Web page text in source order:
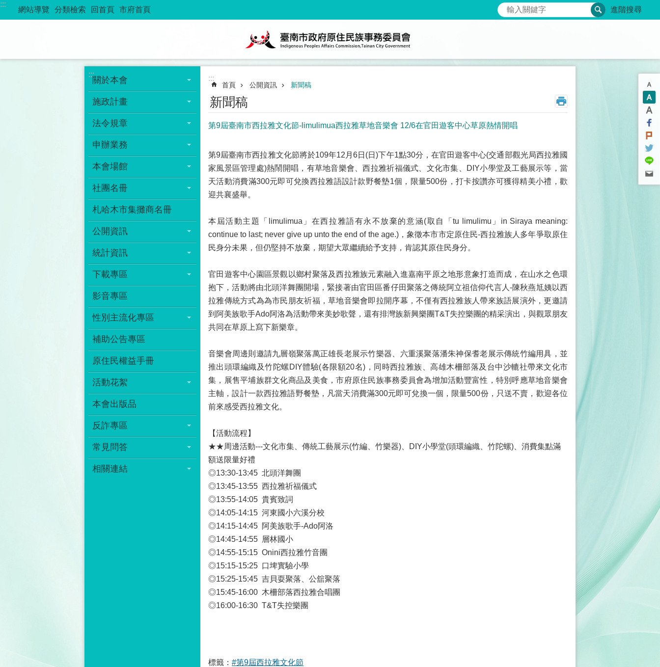
跳到主要內容區塊
:::
網站導覽 分類檢索 回首頁 市府首頁 搜尋 進階搜尋
:::
關於本會
施政計畫
法令規章
申辦業務
本會場館
社團名冊
札哈木市集攤商名冊
公開資訊
統計資訊
下載專區
影音專區
性別主流化專區
補助公告專區
原住民權益手冊
活動花絮
本會出版品
反詐專區
常見問答
相關連結
:::
首頁 公開資訊 新聞稿
新聞稿
第9屆臺南市西拉雅文化節-limulimua西拉雅草地音樂會 12/6在官田遊客中心草原熱情開唱
第9屆臺南市西拉雅文化節將於109年12月6日(日)下午1點30分，在官田遊客中心(交通部觀光局西拉雅國
家風景區管理處)熱鬧開唱，有草地音樂會、西拉雅祈福儀式、文化市集、DIY小學堂及工藝展示等，當
天活動消費滿300元即可兌換西拉雅語設計款野餐墊1個，限量500份，打卡按讚亦可獲得精美小禮，歡
迎共襄盛舉。
本屆活動主題「limulimua」在西拉雅語有永不放棄的意涵(取自「tu limulimu」in Siraya meaning:
continue to last; never give up unto the end of the age.)，象徵本市市定原住民-西拉雅族人多年爭取原住
民身分未果，但仍堅持不放棄，期望大眾繼續給予支持，肯認其原住民身分。
官田遊客中心園區景觀以鄉村聚落及西拉雅族元素融入進嘉南平原之地形意象打造而成，在山水之色環
抱下，活動將由北頭洋舞團開場，緊接著由官田區番仔田聚落之傳統阿立祖信仰代言人-陳秋燕尪姨以西
拉雅傳統方式為為市民朋友祈福，草地音樂會即拉開序幕，不僅有西拉雅族人帶來族語展演外，更邀請
到阿美族歌手Ado阿洛為活動帶來美妙歌聲，還有排灣族新興樂團T&T失控樂團的精采演出，與觀眾朋友
共同在草原上寫下新樂章。
音樂會周邊則邀請九層嶺聚落萬正雄長老展示竹樂器、六重溪聚落潘朱神保耆老展示傳統竹編用具，並
推出頭環編織及竹陀螺DIY體驗(各限額20名)，同時西拉雅族、高雄木柵部落及台中沙轆社帶來文化市
集，展售平埔族群文化商品及美食，市府原住民族事務委員會為增加活動豐富性，特別呼應草地音樂會
主軸，設計一款西拉雅語野餐墊，凡當天消費滿300元即可兌換一個，限量500份，只送不賣，歡迎各位
前來感受西拉雅文化。
【活動流程】
★★周邊活動---文化市集、傳統工藝展示(竹編、竹樂器)、DIY小學堂(頭環編織、竹陀螺)、消費集點滿
額送限量好禮
◎13:30-13:45 北頭洋舞團
◎13:45-13:55 西拉雅祈福儀式
◎13:55-14:05 貴賓致詞
◎14:05-14:15 河東國小六溪分校
◎14:15-14:45 阿美族歌手-Ado阿洛
◎14:45-14:55 層林國小
◎14:55-15:15 Onini西拉雅竹音團
◎15:15-15:25 口埤實驗小學
◎15:25-15:45 吉貝耍聚落、公舘聚落
◎15:45-16:00 木柵部落西拉雅合唱團
◎16:00-16:30 T&T失控樂團
標籤： #第9屆西拉雅文化節